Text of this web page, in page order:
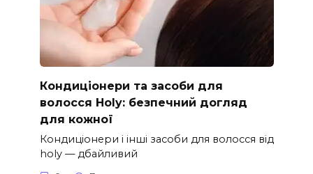
Кондиціонери та засоби для
волосся Holy: безпечний догляд
для кожної
Кондиціонери і інші засоби для волосся від
holy — дбайливий